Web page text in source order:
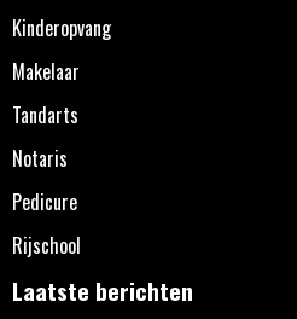
Kinderopvang
Makelaar
Tandarts
Notaris
Pedicure
Rijschool
Laatste berichten